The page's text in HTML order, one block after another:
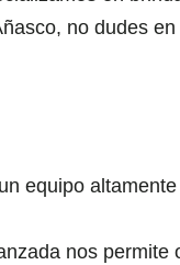
no dudes
equipo
nos